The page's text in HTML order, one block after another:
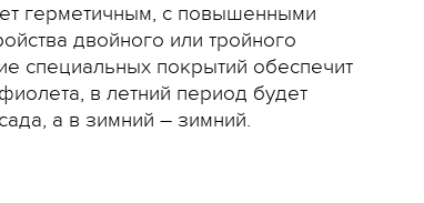
герметичным, с повышенными
двойного или тройного
специальных покрытий обеспечит
в летний период будет
а в зимний – зимний.